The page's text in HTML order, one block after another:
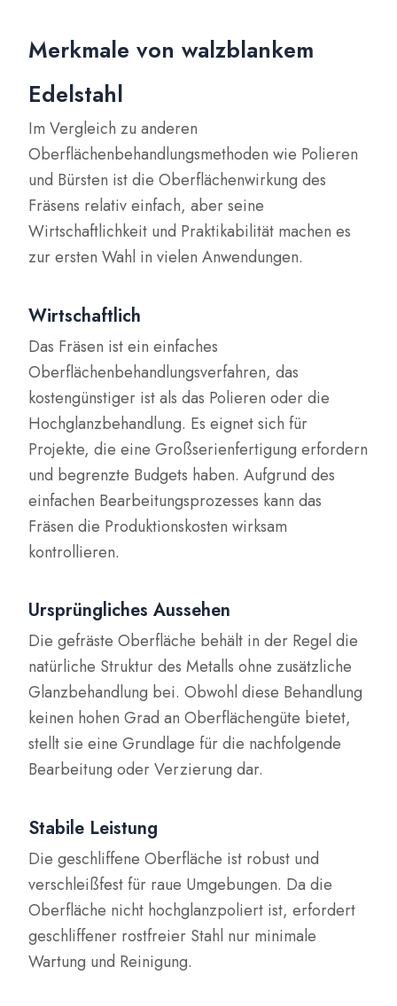
Merkmale von walzblankem
Edelstahl
Im Vergleich zu anderen
Oberflächenbehandlungsmethoden wie Polieren
und Bürsten ist die Oberflächenwirkung des
Fräsens relativ einfach, aber seine
Wirtschaftlichkeit und Praktikabilität machen es
zur ersten Wahl in vielen Anwendungen.
Wirtschaftlich
Das Fräsen ist ein einfaches
Oberflächenbehandlungsverfahren, das
kostengünstiger ist als das Polieren oder die
Hochglanzbehandlung. Es eignet sich für
Projekte, die eine Großserienfertigung erfordern
und begrenzte Budgets haben. Aufgrund des
einfachen Bearbeitungsprozesses kann das
Fräsen die Produktionskosten wirksam
kontrollieren.
Ursprüngliches Aussehen
Die gefräste Oberfläche behält in der Regel die
natürliche Struktur des Metalls ohne zusätzliche
Glanzbehandlung bei. Obwohl diese Behandlung
keinen hohen Grad an Oberflächengüte bietet,
stellt sie eine Grundlage für die nachfolgende
Bearbeitung oder Verzierung dar.
Stabile Leistung
Die geschliffene Oberfläche ist robust und
verschleißfest für raue Umgebungen. Da die
Oberfläche nicht hochglanzpoliert ist, erfordert
geschliffener rostfreier Stahl nur minimale
Wartung und Reinigung.